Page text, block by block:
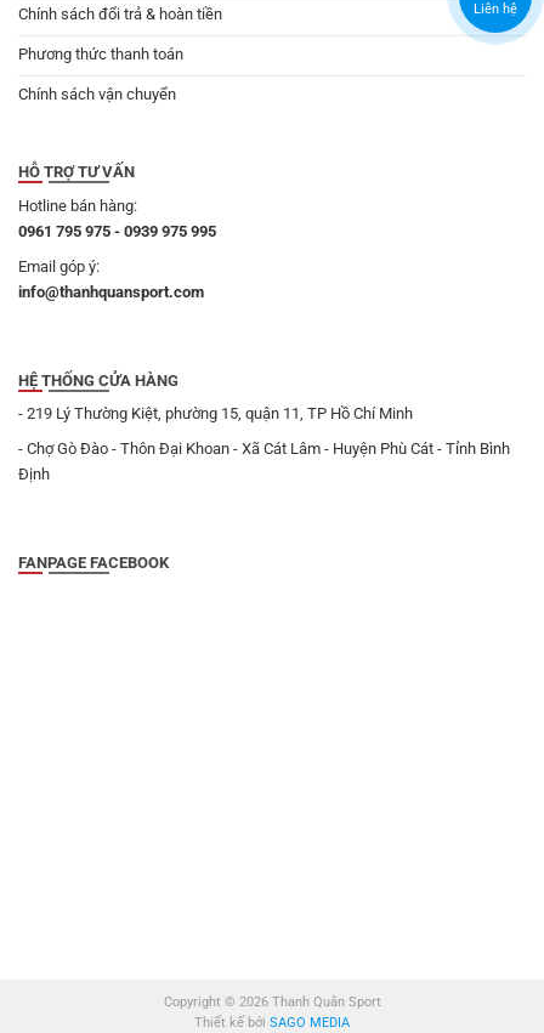
Chính sách đổi trả & hoàn tiền
Phương thức thanh toán
Chính sách vận chuyển
HỖ TRỢ TƯ VẤN
Hotline bán hàng:
0961 795 975 - 0939 975 995
Email góp ý:
info@thanhquansport.com
HỆ THỐNG CỬA HÀNG
- 219 Lý Thường Kiệt, phường 15, quận 11, TP Hồ Chí Minh
- Chợ Gò Đào - Thôn Đại Khoan - Xã Cát Lâm - Huyện Phù Cát - Tỉnh Bình
Định
FANPAGE FACEBOOK
Copyright © 2026 Thanh Quân Sport
Thiết kế bởi SAGO MEDIA
Liên hệ